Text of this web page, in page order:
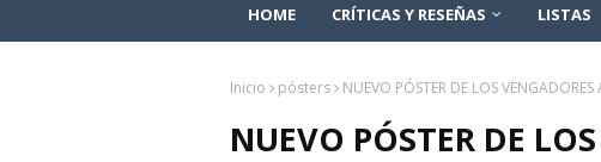
HOME CRÍTICAS Y RESEÑAS LISTAS
Inicio pósters NUEVO PÓSTER DE LOS
NUEVO PÓSTER DE